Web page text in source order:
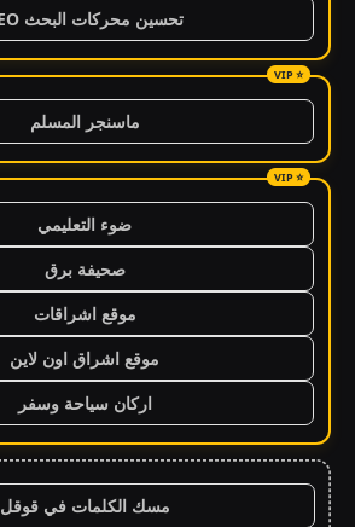
تحسين محركات البحث SEO
ماسنجر المسلم
ضوء التعليمي
صحيفة برق
موقع اشراقات
موقع اشراق اون لاين
اركان سياحة وسفر
مسك الكلمات في قوقل